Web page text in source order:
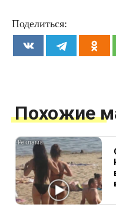
Поделиться:
Похожие